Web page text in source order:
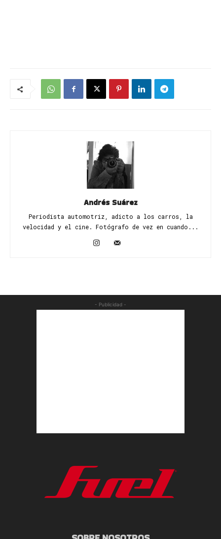
Andrés Suárez
Periodista automotriz, adicto a los carros, la
velocidad y el cine. Fotógrafo de vez en cuando...
- Publicidad -